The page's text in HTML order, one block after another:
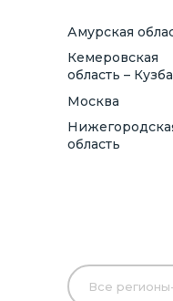
Амурская
Кемеровская
область –
Москва
область
Все